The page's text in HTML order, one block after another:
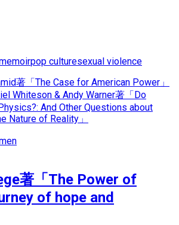
pop culturesexual violence
著「The Case for American Power」
Whiteson & Andy Warner著「Do
And Other Questions about
Nature of Reality」
著「The Power of
of hope and